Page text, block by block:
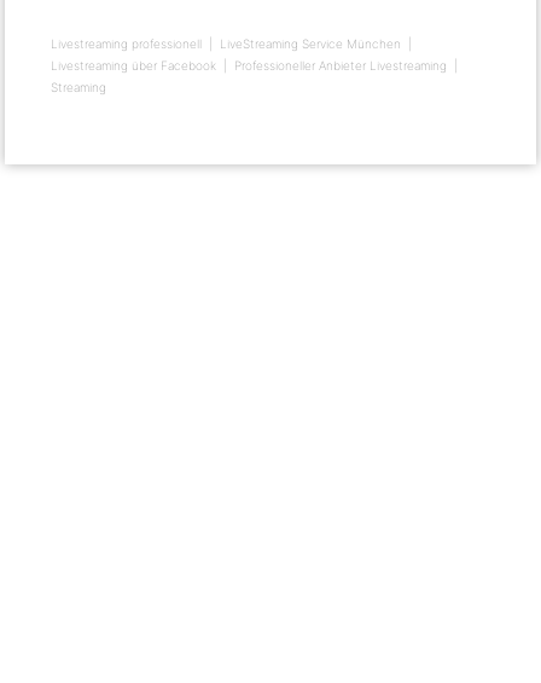
Livestreaming professionell
LiveStreaming Service München
Livestreaming über Facebook
Professioneller Anbieter Livestreaming
Streaming